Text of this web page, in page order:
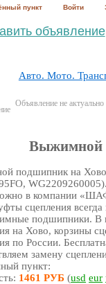
пункт Войти
Авто. Мото.
Объявление не
Выжимной
подшипник на
в компании
сцепления
подшипники. В
на Хово, корзины
по России.
замену
пункт:
1461 РУБ (usd eur